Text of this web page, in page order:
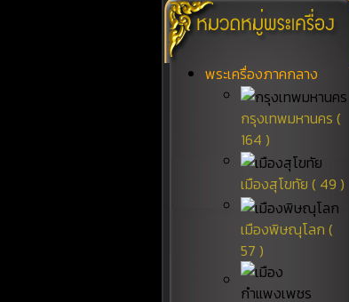
พระเครื่องภาคกลาง
กรุงเทพมหานคร (
164 )
เมืองสุโขทัย ( 49 )
เมืองพิษณุโลก (
57 )